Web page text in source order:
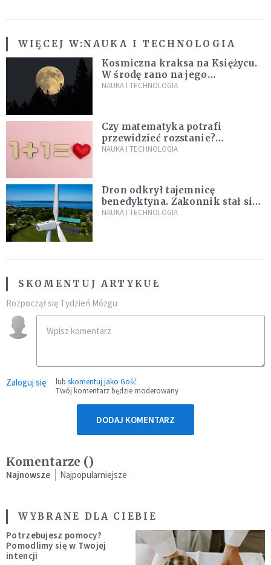
WIĘCEJ W:NAUKA I TECHNOLOGIA
Kosmiczna kraksa na Księżycu.
W środę rano na jego
powierzchni dojdzie do
NAUKA I TECHNOLOGIA
Czy matematyka potrafi
przewidzieć rozstanie?
Naukowcy stworzyli model
NAUKA I TECHNOLOGIA
Dron odkrył tajemnicę
benedyktyna. Zakonnik stał się
sławny
NAUKA I TECHNOLOGIA
SKOMENTUJ ARTYKUŁ
Rozpoczął się Tydzień Mózgu
Zaloguj się lub skomentuj jako Gość
Twój komentarz będzie moderowany
DODAJ KOMENTARZ
Komentarze ()
Najnowsze Najpopularniejsze
WYBRANE DLA CIEBIE
Potrzebujesz pomocy?
Pomodlimy się w Twojej
intencji